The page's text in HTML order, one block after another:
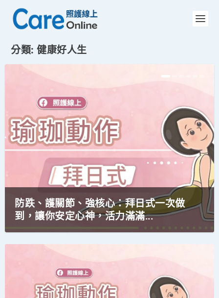
分類:健康好人生
防跌、護關節、強核心：拜日式一次做
到，讓你安定心神，活力滿滿...